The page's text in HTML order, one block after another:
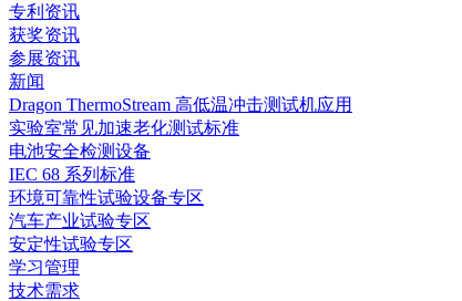
专利资讯
获奖资讯
参展资讯
新闻
Dragon ThermoStream 高低温冲击测试机应用
实验室常见加速老化测试标准
电池安全检测设备
IEC 68 系列标准
环境可靠性试验设备专区
汽车产业试验专区
安定性试验专区
学习管理
技术需求